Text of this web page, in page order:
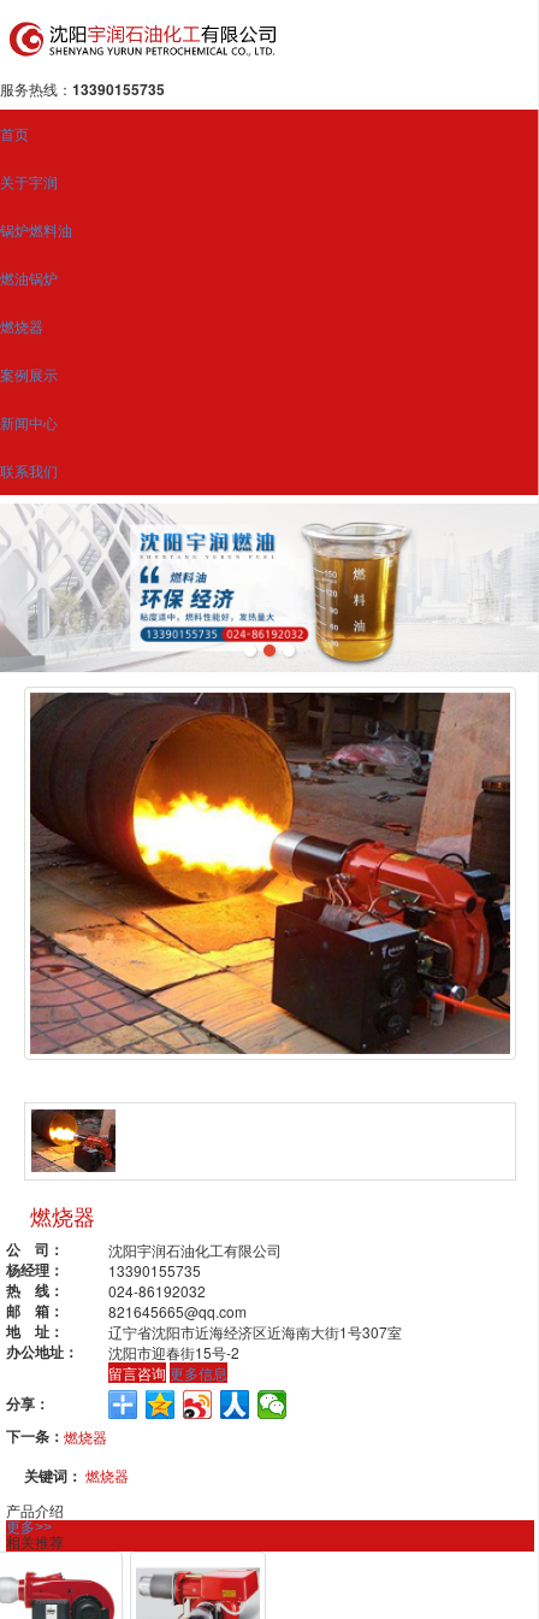
服务热线： 13390155735
首页
关于宇润
锅炉燃料油
燃油锅炉
燃烧器
案例展示
新闻中心
联系我们
燃烧器
公 司： 沈阳宇润石油化工有限公司
杨经理： 13390155735
热 线： 024-86192032
邮 箱： 821645665@qq.com
地 址： 辽宁省沈阳市近海经济区近海南大街1号307室
办公地址：
沈阳市迎春街15号-2
留言咨询 更多信息
分享：
下一条： 燃烧器
关键词： 燃烧器
产品介绍
更多>>
相关推荐